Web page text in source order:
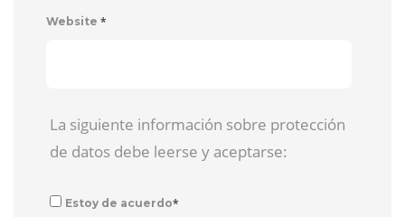
Website *
La siguiente información sobre protección
de datos debe leerse y aceptarse:
Estoy de acuerdo*